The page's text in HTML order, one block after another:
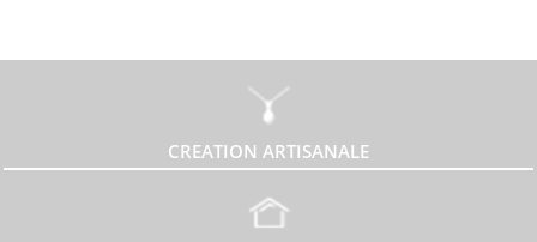
CREATION ARTISANALE